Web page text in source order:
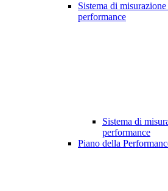
Sistema di
performance
Sistema di
performance
Piano della